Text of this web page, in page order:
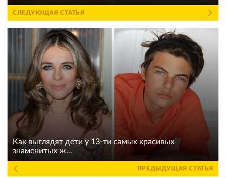
СЛЕДУЮЩАЯ СТАТЬЯ
Как выглядят дети у 13-ти самых красивых
знаменитых ж...
ПРЕДЫДУЩАЯ СТАТЬЯ